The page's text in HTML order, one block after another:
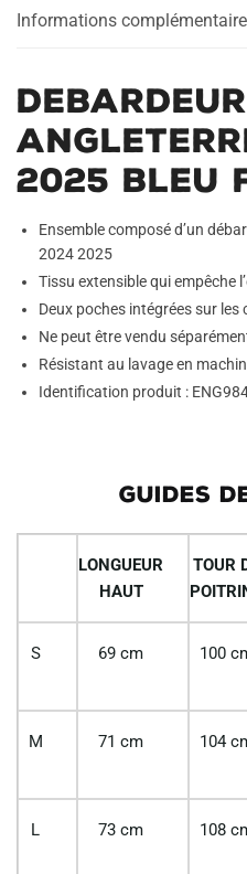
Informations
2025 Bleu
Ensemble composé d’un
2024 2025
Tissu extensible qui empêche
Deux poches intégrées sur les
Ne peut être vendu
Résistant au lavage en
Identification produit :
GUIDES
LONGUEUR
HAUT
TOUR
S 69 cm 100
M 71 cm 104
L 73 cm 108